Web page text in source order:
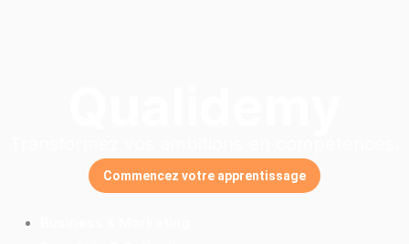
Commencez votre apprentissage